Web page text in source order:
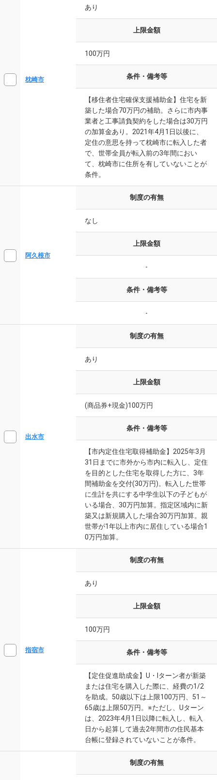
枕崎市
あり
上限金額
100万円
条件・備考等
【移住者住宅確保支援補助金】住宅を新
築した場合70万円の補助。さらに市内事
業者と工事請負契約をした場合は30万円
の加算金あり。2021年4月1日以後に、
定住の意思を持って枕崎市に転入した者
で、世帯全員が転入前の3年間におい
て、枕崎市に住所を有していないことが
条件。
阿久根市
制度の有無
なし
上限金額
-
条件・備考等
-
出水市
制度の有無
あり
上限金額
(商品券+現金)100万円
条件・備考等
【市内定住住宅取得補助金】2025年3月
31日までに市外から市内に転入し、定住
を目的とした住宅を取得した方に、3年
間補助金を交付(30万円)。転入した世帯
に生計を共にする中学生以下の子どもが
いる場合、30万円加算。指定区域内に新
築又は新規購入した場合30万円加算。親
世帯が1年以上市内に居住している場合1
0万円加算。
指宿市
制度の有無
あり
上限金額
100万円
条件・備考等
【定住促進助成金】U・Iターン者が新築
または住宅を購入した際に、経費の1/2
を助成。50歳以下は上限100万円、51～
65歳は上限50万円。※ただし、Uターン
は、2023年4月1日以降に転入し、転入
日から起算して過去2年間市の住民基本
台帳に登録されていないことが条件。
制度の有無